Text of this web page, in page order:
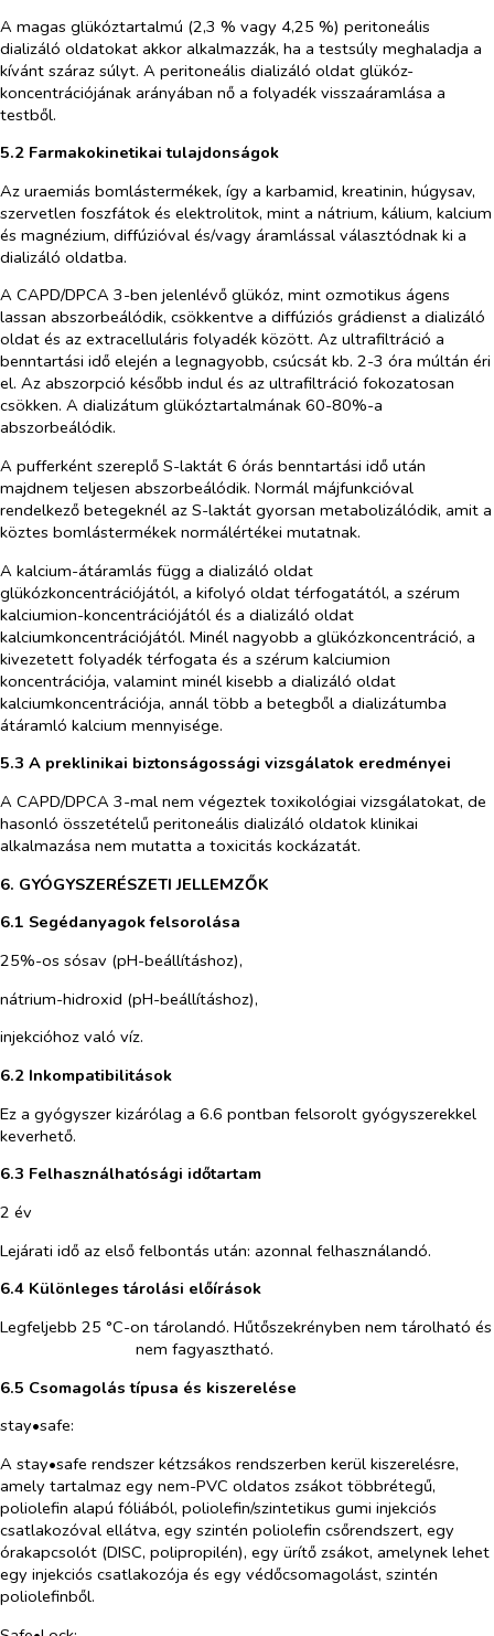
A magas glükóztartalmú (2,3 % vagy 4,25 %) peritoneális
dializáló oldatokat akkor alkalmazzák, ha a testsúly meghaladja a
kívánt száraz súlyt. A peritoneális dializáló oldat glükóz-
koncentrációjának arányában nő a folyadék visszaáramlása a
testből.
5.2 Farmakokinetikai tulajdonságok
Az uraemiás bomlástermékek, így a karbamid, kreatinin, húgysav,
szervetlen foszfátok és elektrolitok, mint a nátrium, kálium, kalcium
és magnézium, diffúzióval és/vagy áramlással választódnak ki a
dializáló oldatba.
A CAPD/DPCA 3-ben jelenlévő glükóz, mint ozmotikus ágens
lassan abszorbeálódik, csökkentve a diffúziós grádienst a dializáló
oldat és az extracelluláris folyadék között. Az ultrafiltráció a
benntartási idő elején a legnagyobb, csúcsát kb. 2-3 óra múltán éri
el. Az abszorpció később indul és az ultrafiltráció fokozatosan
csökken. A dializátum glükóztartalmának 60-80%-a
abszorbeálódik.
A pufferként szereplő S-laktát 6 órás benntartási idő után
majdnem teljesen abszorbeálódik. Normál májfunkcióval
rendelkező betegeknél az S-laktát gyorsan metabolizálódik, amit a
köztes bomlástermékek normálértékei mutatnak.
A kalcium-átáramlás függ a dializáló oldat
glükózkoncentrációjától, a kifolyó oldat térfogatától, a szérum
kalciumion-koncentrációjától és a dializáló oldat
kalciumkoncentrációjától. Minél nagyobb a glükózkoncentráció, a
kivezetett folyadék térfogata és a szérum kalciumion
koncentrációja, valamint minél kisebb a dializáló oldat
kalciumkoncentrációja, annál több a betegből a dializátumba
átáramló kalcium mennyisége.
5.3 A preklinikai biztonságossági vizsgálatok eredményei
A CAPD/DPCA 3-mal nem végeztek toxikológiai vizsgálatokat, de
hasonló összetételű peritoneális dializáló oldatok klinikai
alkalmazása nem mutatta a toxicitás kockázatát.
6. GYÓGYSZERÉSZETI JELLEMZŐK
6.1 Segédanyagok felsorolása
25%-os sósav (pH-beállításhoz),
nátrium-hidroxid (pH-beállításhoz),
injekcióhoz való víz.
6.2 Inkompatibilitások
Ez a gyógyszer kizárólag a 6.6 pontban felsorolt gyógyszerekkel
keverhető.
6.3 Felhasználhatósági időtartam
2 év
Lejárati idő az első felbontás után: azonnal felhasználandó.
6.4 Különleges tárolási előírások
Legfeljebb 25 °C-on tárolandó. Hűtőszekrényben nem tárolható és
nem fagyasztható.
6.5 Csomagolás típusa és kiszerelése
stay•safe:
A stay•safe rendszer kétzsákos rendszerben kerül kiszerelésre,
amely tartalmaz egy nem-PVC oldatos zsákot többrétegű,
poliolefin alapú fóliából, poliolefin/szintetikus gumi injekciós
csatlakozóval ellátva, egy szintén poliolefin csőrendszert, egy
órakapcsolót (DISC, polipropilén), egy ürítő zsákot, amelynek lehet
egy injekciós csatlakozója és egy védőcsomagolást, szintén
poliolefinből.